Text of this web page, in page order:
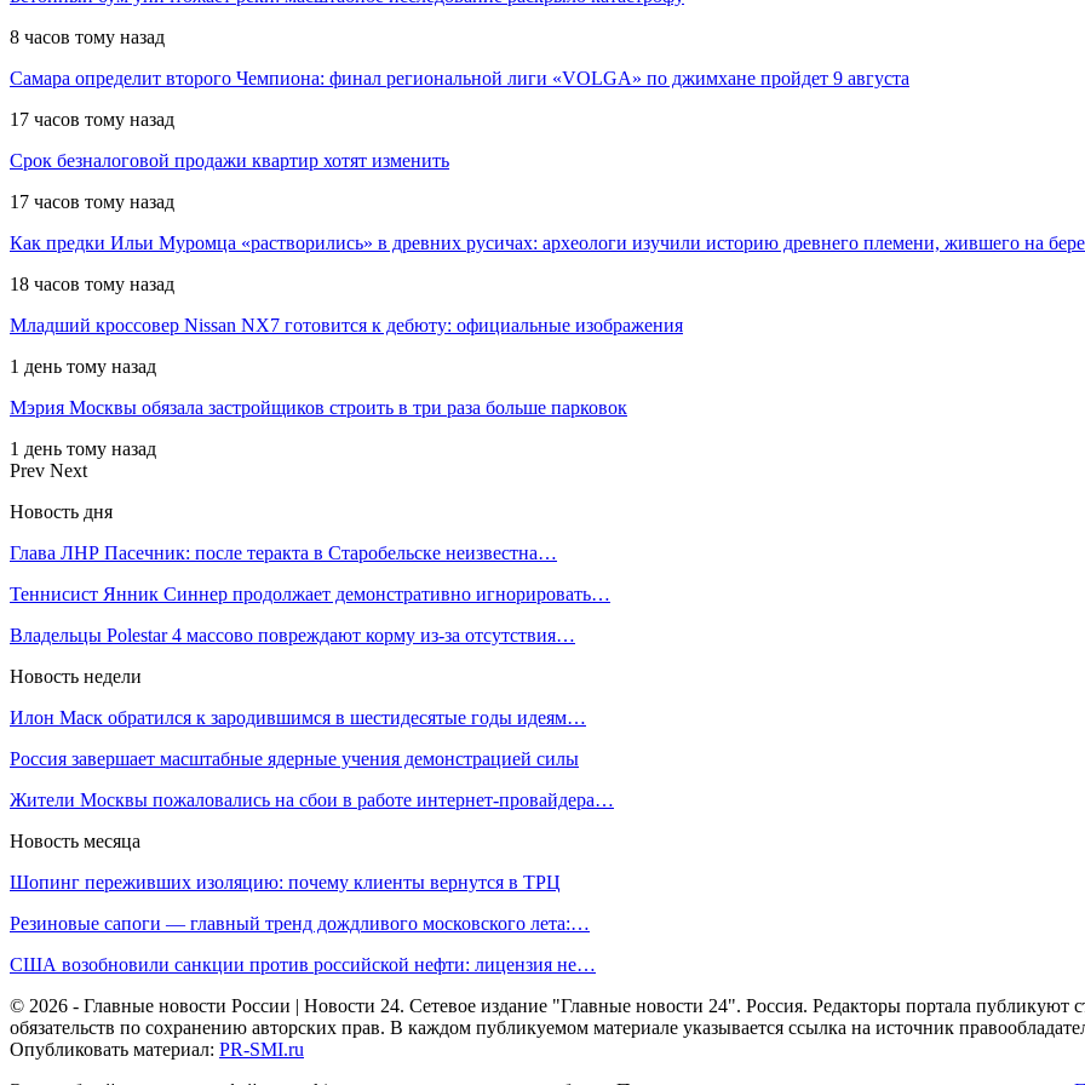
8 часов тому назад
Самара определит второго Чемпиона: финал региональной лиги «VOLGA» по джимхане пройдет 9 августа
17 часов тому назад
Срок безналоговой продажи квартир хотят изменить
17 часов тому назад
Как предки Ильи Муромца «растворились» в древних русичах: археологи изучили историю древнего племени, жившего на
18 часов тому назад
Младший кроссовер Nissan NX7 готовится к дебюту: официальные изображения
1 день тому назад
Мэрия Москвы обязала застройщиков строить в три раза больше парковок
1 день тому назад
Prev Next
Новость дня
Глава ЛНР Пасечник: после теракта в Старобельске неизвестна…
Теннисист Янник Синнер продолжает демонстративно игнорировать…
Владельцы Polestar 4 массово повреждают корму из-за отсутствия…
Новость недели
Илон Маск обратился к зародившимся в шестидесятые годы идеям…
Россия завершает масштабные ядерные учения демонстрацией силы
Жители Москвы пожаловались на сбои в работе интернет-провайдера…
Новость месяца
Шопинг переживших изоляцию: почему клиенты вернутся в ТРЦ
Резиновые сапоги — главный тренд дождливого московского лета:…
США возобновили санкции против российской нефти: лицензия не…
© 2026 - Главные новости России | Новости 24. Сетевое издание "Главные новости 24". Россия. Редакторы портала
обязательств по сохранению авторских прав. В каждом публикуемом материале указывается ссылка на источник
Опубликовать материал: PR-SMI.ru